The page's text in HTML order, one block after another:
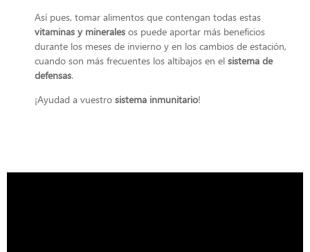
Así pues, tomar alimentos que contengan todas estas
vitaminas y minerales os puede aportar más beneficios
durante los meses de invierno y en los cambios de estación,
cuando son más frecuentes los altibajos en el sistema de
defensas.
¡Ayudad a vuestro sistema inmunitario!